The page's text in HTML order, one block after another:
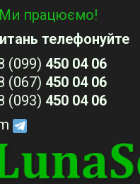
Ми працюємо!
телефонуйте
(099) 450 04 06
(067) 450 04 06
(093) 450 04 06